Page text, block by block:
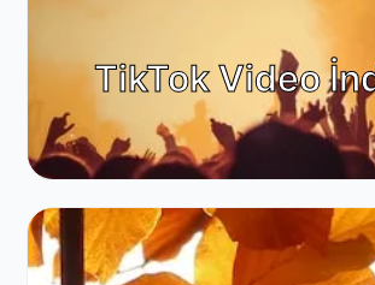
TikTok Video